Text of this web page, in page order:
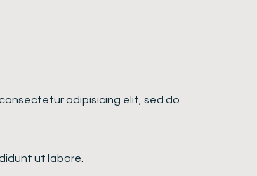
adipisicing elit, sed do
ut labore.